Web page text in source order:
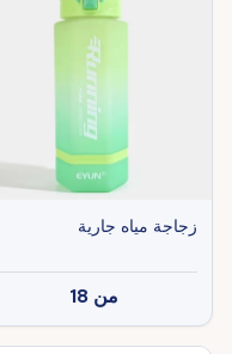
زجاجة مياه جارية
من 18